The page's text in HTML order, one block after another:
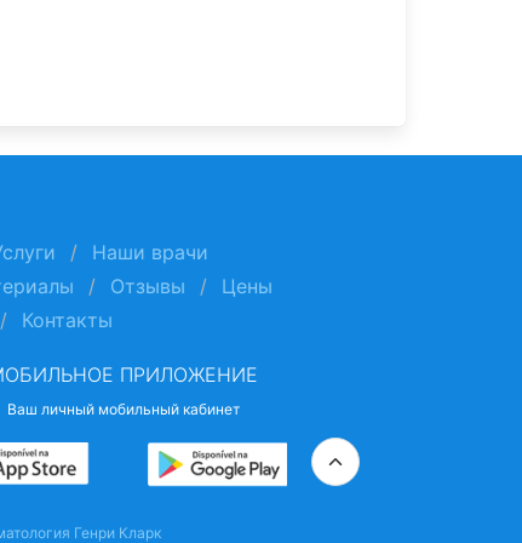
Наши врачи
Отзывы
Цены
Контакты
ПРИЛОЖЕНИЕ
Ваш личный мобильный кабинет
Генри Кларк